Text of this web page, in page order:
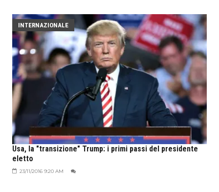
INTERNAZIONALE
Usa, la "transizione" Trump: i primi passi del presidente
eletto
23/11/2016 9:20 AM